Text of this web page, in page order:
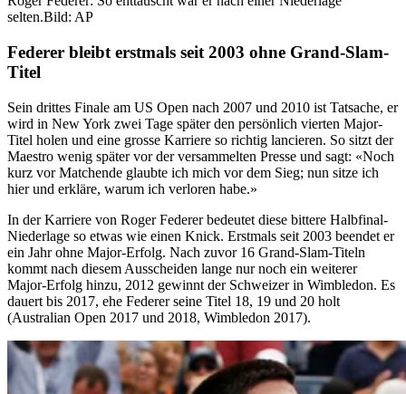
selten.Bild: AP
Federer bleibt erstmals seit 2003 ohne Grand-Slam-
Titel
Sein drittes Finale am US Open nach 2007 und 2010 ist Tatsache, er
wird in New York zwei Tage später den persönlich vierten Major-
Titel holen und eine grosse Karriere so richtig lancieren. So sitzt der
Maestro wenig später vor der versammelten Presse und sagt: «Noch
kurz vor Matchende glaubte ich mich vor dem Sieg; nun sitze ich
hier und erkläre, warum ich verloren habe.»
In der Karriere von Roger Federer bedeutet diese bittere Halbfinal-
Niederlage so etwas wie einen Knick. Erstmals seit 2003 beendet er
ein Jahr ohne Major-Erfolg. Nach zuvor 16 Grand-Slam-Titeln
kommt nach diesem Ausscheiden lange nur noch ein weiterer
Major-Erfolg hinzu, 2012 gewinnt der Schweizer in Wimbledon. Es
dauert bis 2017, ehe Federer seine Titel 18, 19 und 20 holt
(Australian Open 2017 und 2018, Wimbledon 2017).